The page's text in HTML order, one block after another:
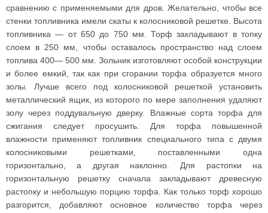
сравнению с применяемыми для дров. Желательно, чтобы все
стенки топливника имели скаты к колосниковой решетке. Высота
топливника — от 650 до 750 мм. Торф закладывают в топку
слоем в 250 мм, чтобы оставалось пространство над слоем
топлива 400— 500 мм. Зольник изготовляют особой конструкции
и более емкий, так как при сгорании торфа образуется много
золы. Лучше всего под колосниковой решеткой установить
металлический ящик, из которого по мере заполнения удаляют
золу через поддувальную дверку. Влажные сорта торфа для
сжигания следует просушить. Для торфа повышенной
влажности применяют топливник специального типа с двумя
колосниковыми решетками, поставленными одна
горизонтально, а другая наклонно. Для растопки на
горизонтальную решетку сначала закладывают древесную
растопку и небольшую порцию торфа. Как только торф хорошо
разгорится, добавляют основное количество торфа через